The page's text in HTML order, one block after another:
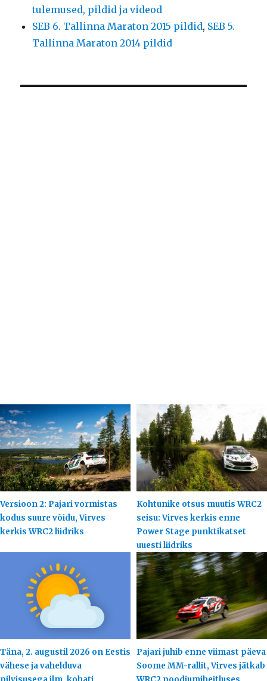
tulemused, pildid ja videod
SEB 6. Tallinna Maraton 2015 pildid, SEB 5.
Tallinna Maraton 2014 pildid
Versioon 2: Pajari vormistas
kodus suure võidu, Virves
kerkis WRC2 liidriks
Kohtunike otsus muutis WRC2
seisu: Virves kerkis enne
Power Stage punktikatset
uuesti liidriks
Täna, 2. augustil 2026 on Eestis
vähese ja vahelduva
Pajari juhib enne viimast päeva
Soome MM-rallit, Virves jätkab